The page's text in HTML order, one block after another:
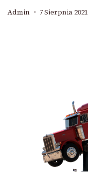
Admin 7 Sierpnia 2021